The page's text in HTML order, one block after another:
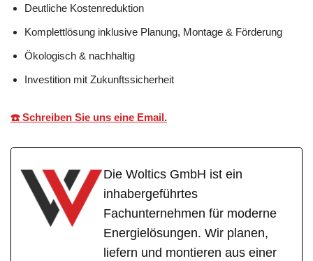
Deutliche Kostenreduktion
Komplettlösung inklusive Planung, Montage & Förderung
Ökologisch & nachhaltig
Investition mit Zukunftssicherheit
☎️ Schreiben Sie uns eine Email.
Die Woltics GmbH ist ein
inhabergeführtes
Fachunternehmen für moderne
Energielösungen. Wir planen,
liefern und montieren aus einer